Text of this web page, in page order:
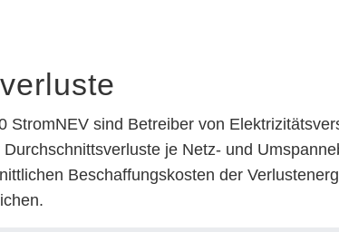
StromNEV sind Betreiber von
Durchschnittsverluste je Netz- und
Beschaffungskosten der